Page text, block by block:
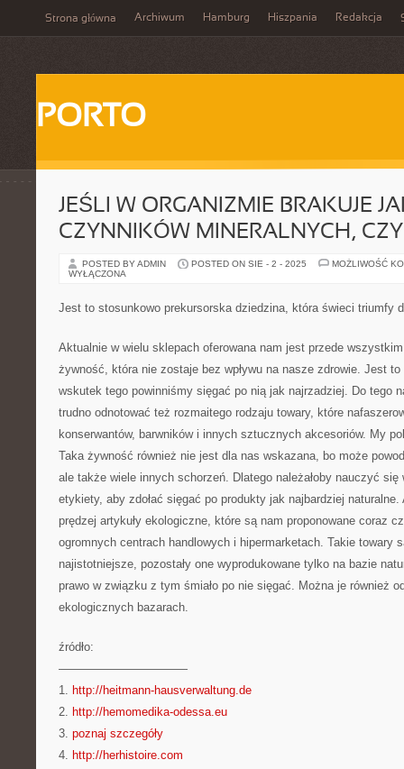
Strona główna Archiwum Hamburg Hiszpania Redakcja
PORTO
JEŚLI W ORGANIZMIE BRAKUJE
CZYNNIKÓW MINERALNYCH,
POSTED BY ADMIN POSTED ON SIE - 2 - 2025
MOŻLIWOŚĆ
WYŁĄCZONA
Jest to stosunkowo prekursorska dziedzina, która świeci triumfy
Aktualnie w wielu sklepach oferowana nam jest przede
żywność, która nie zostaje bez wpływu na nasze zdrowie. Jest
wskutek tego powinniśmy sięgać po nią jak najrzadziej. Do tego
trudno odnotować też rozmaitego rodzaju towary, które
konserwantów, barwników i innych sztucznych akcesoriów. My
Taka żywność również nie jest dla nas wskazana, bo może
ale także wiele innych schorzeń. Dlatego należałoby nauczyć się
etykiety, aby zdołać sięgać po produkty jak najbardziej
prędzej artykuły ekologiczne, które są nam proponowane coraz
ogromnych centrach handlowych i hipermarketach. Takie towary
najistotniejsze, pozostały one wyprodukowane tylko na bazie
prawo w związku z tym śmiało po nie sięgać. Można je również
ekologicznych bazarach.
źródło:
———————————
1. http://heitmann-hausverwaltung.de
2. http://hemomedika-odessa.eu
3. poznaj szczegóły
4. http://herhistoire.com